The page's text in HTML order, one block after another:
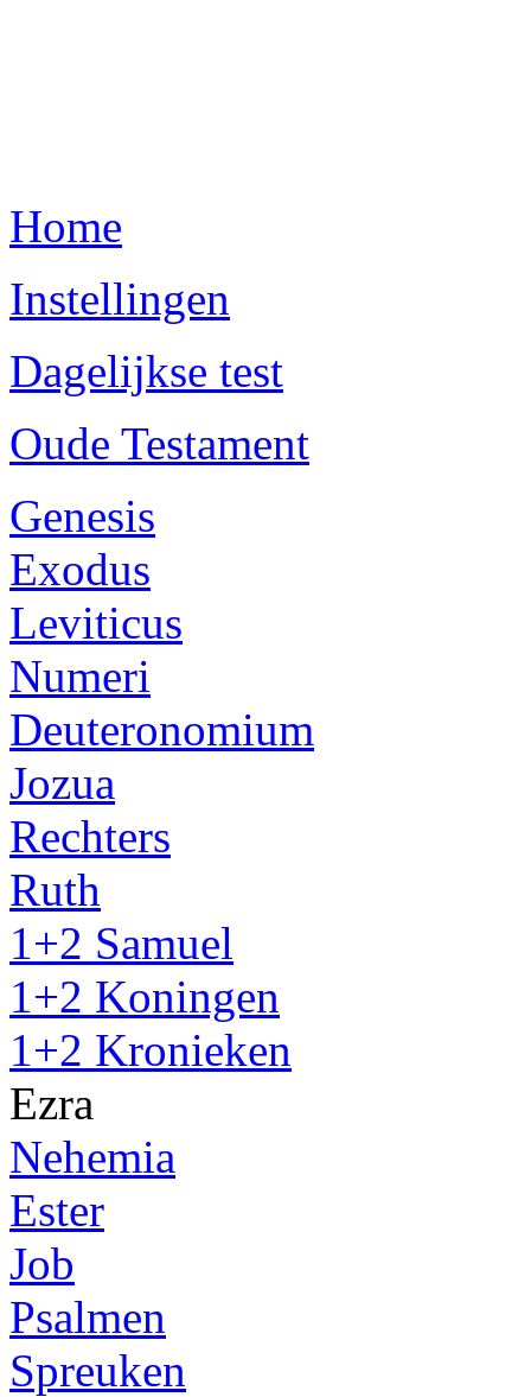
Home
Instellingen
Dagelijkse test
Oude Testament
Genesis
Exodus
Leviticus
Numeri
Deuteronomium
Jozua
Rechters
Ruth
1+2 Samuel
1+2 Koningen
1+2 Kronieken
Ezra
Nehemia
Ester
Job
Psalmen
Spreuken